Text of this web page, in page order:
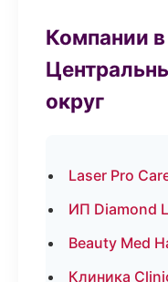
Компании в
округ
Laser Pro
ИП Diamond
Beauty Med
Клиника